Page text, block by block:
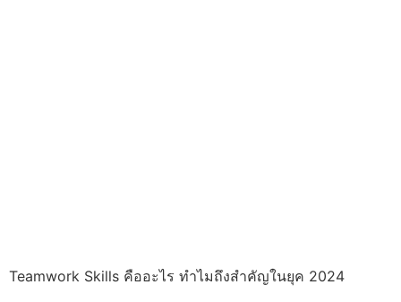
Teamwork Skills คืออะไร ทำไมถึงสำคัญในยุค 2024